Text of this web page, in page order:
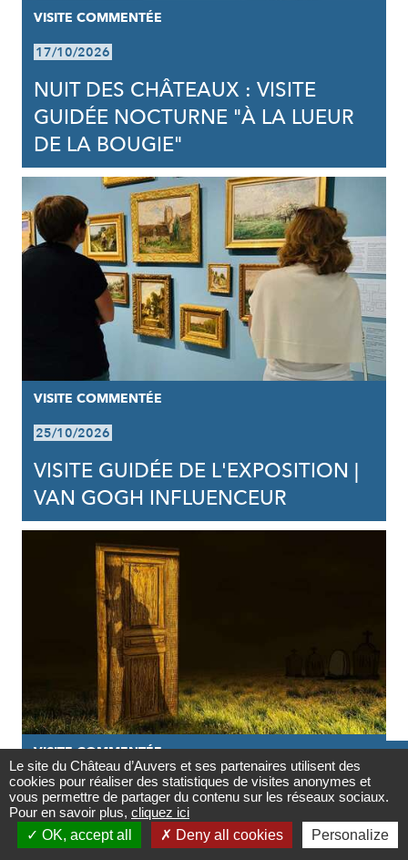
Contact

Newsletter
VISITE COMMENTÉE
17/10/2026
NUIT DES CHÂTEAUX : VISITE
GUIDÉE NOCTURNE "À LA LUEUR
DE LA BOUGIE"
VISITE COMMENTÉE
25/10/2026
VISITE GUIDÉE DE L'EXPOSITION |
VAN GOGH INFLUENCEUR
VISITE COMMENTÉE
28/10/2026
BALADE CONTÉE AVEC UN ÂNE
SPÉCIAL HALLOWEEN
Le site du Château d’Auvers et ses partenaires utilisent des
cookies pour réaliser des statistiques de visites anonymes et
vous permettre de partager du contenu sur les réseaux sociaux.
Pour en savoir plus, cliquez ici
OK, accept all
Deny all cookies Personalize